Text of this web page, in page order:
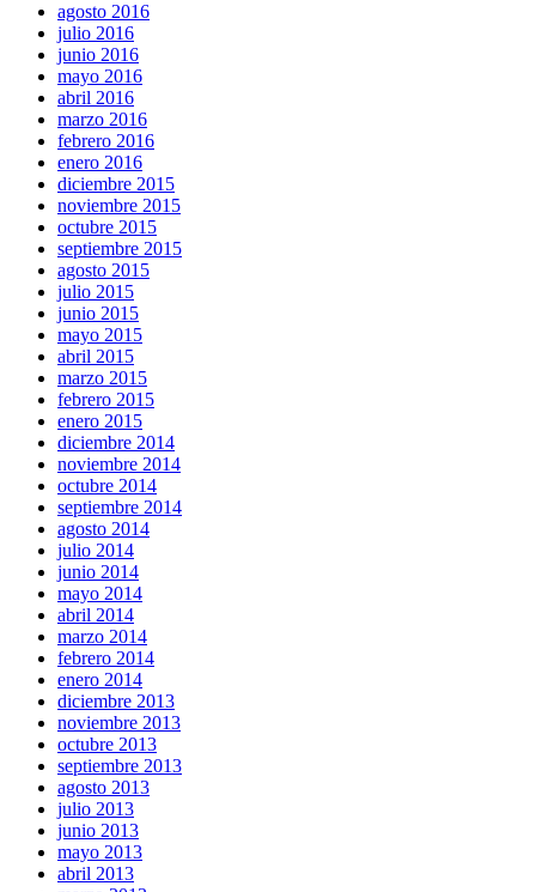
agosto 2016
julio 2016
junio 2016
mayo 2016
abril 2016
marzo 2016
febrero 2016
enero 2016
diciembre 2015
noviembre 2015
octubre 2015
septiembre 2015
agosto 2015
julio 2015
junio 2015
mayo 2015
abril 2015
marzo 2015
febrero 2015
enero 2015
diciembre 2014
noviembre 2014
octubre 2014
septiembre 2014
agosto 2014
julio 2014
junio 2014
mayo 2014
abril 2014
marzo 2014
febrero 2014
enero 2014
diciembre 2013
noviembre 2013
octubre 2013
septiembre 2013
agosto 2013
julio 2013
junio 2013
mayo 2013
abril 2013